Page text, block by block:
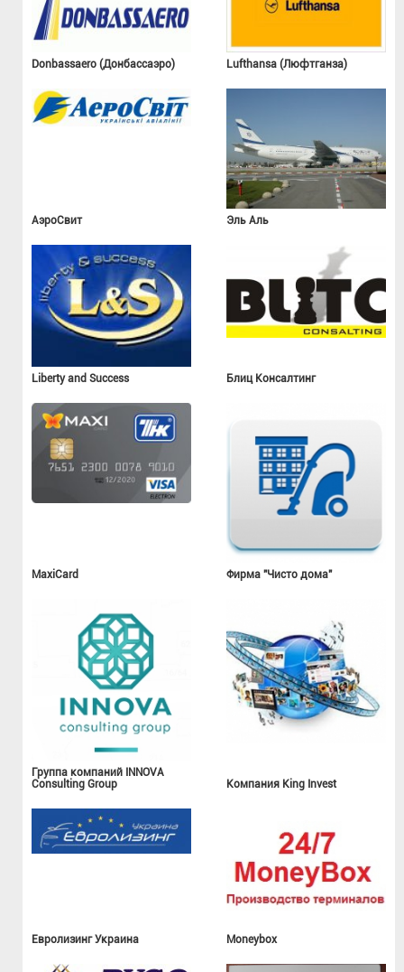
Donbassaero (Донбассаэро) Lufthansa (Люфтганза)
АэроСвит Эль Аль
Liberty and Success Блиц Консалтинг
MaxiCard Фирма "Чисто дома"
Группа компаний INNOVA
Consulting Group
Компания King Invest
Евролизинг Украина Moneybox